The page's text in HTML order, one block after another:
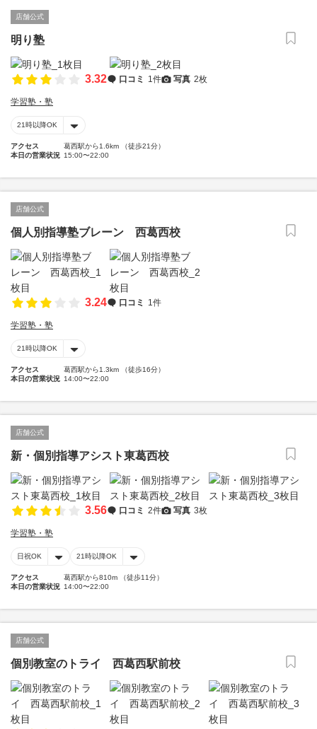
店舗公式
明り塾
3.32 口コミ 1件 写真 2枚
学習塾・塾
21時以降OK
アクセス
葛西駅から1.6km （徒歩21分）
本日の営業状況 15:00〜22:00
店舗公式
個人別指導塾ブレーン 西葛西校
3.24 口コミ 1件
学習塾・塾
21時以降OK
アクセス
葛西駅から1.3km （徒歩16分）
本日の営業状況 14:00〜22:00
店舗公式
新・個別指導アシスト東葛西校
3.56 口コミ 2件 写真 3枚
学習塾・塾
日祝OK 21時以降OK
アクセス
葛西駅から810m （徒歩11分）
本日の営業状況 14:00〜22:00
店舗公式
個別教室のトライ 西葛西駅前校